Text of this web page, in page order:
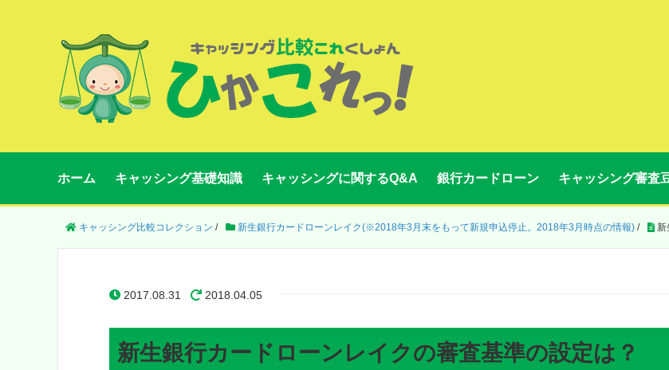
ホーム キャッシング基礎知識 キャッシングに関するQ&A 銀行カードローン キャッシング審査
キャッシング比較コレクション / 新生銀行カードローンレイク(※2018年3月末をもって新規申込停止。2018年3月時点の情報) / 新
2017.08.31 2018.04.05
新生銀行カードローンレイクの審査基準の設定は？